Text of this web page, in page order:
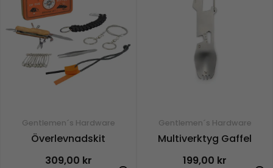
Gentlemen´s Hardware
Överlevnadskit
309,00 kr
Gentlemen´s Hardware
Multiverktyg Gaffel
199,00 kr